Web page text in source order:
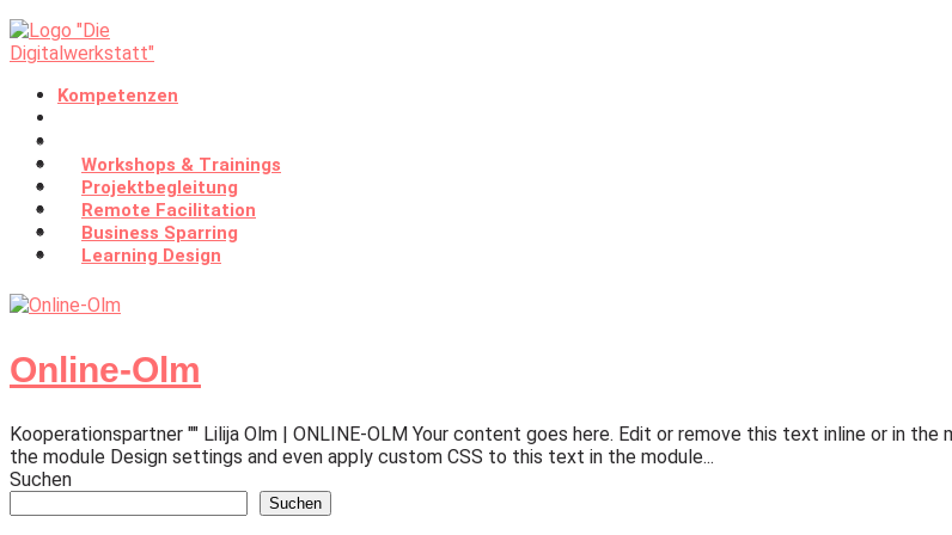
Kompetenzen
Lernen in Wirkung übersetzen
Kollaboration & Kultur entwickeln
Innovation & Geschäftsmodelle
Führung unter Veränderung
Grow & Glow Plattform
Workshops & Trainings
Projektbegleitung
Remote Facilitation
Business Sparring
Learning Design
Werkstatt Stories
Growth Code
Blog
Über uns
Kontakt
Online-Olm
Kooperationspartner "" Lilija Olm | ONLINE-OLM Your content goes here. Edit or remove this text inline or in
the module Design settings and even apply custom CSS to this text in the module...
Suchen
Suchen